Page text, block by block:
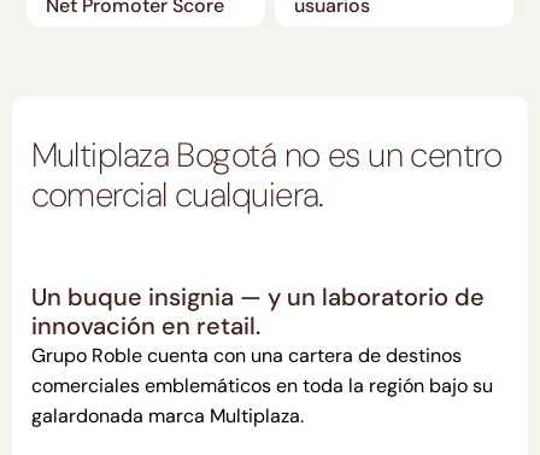
Net Promoter Score
usuarios
Multiplaza Bogotá no es un centro
comercial cualquiera.
Un buque insignia — y un laboratorio de
innovación en retail.
Grupo Roble cuenta con una cartera de destinos
comerciales emblemáticos en toda la región bajo su
galardonada marca Multiplaza.